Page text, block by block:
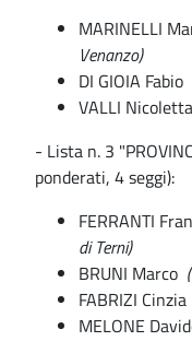
MARINELLI
Venanzo)
DI GIOIA Fabio
VALLI Nicoletta
- Lista n. 3
ponderati, 4 seggi):
FERRANTI
di Terni)
BRUNI Marco
FABRIZI Cinzia
MELONE